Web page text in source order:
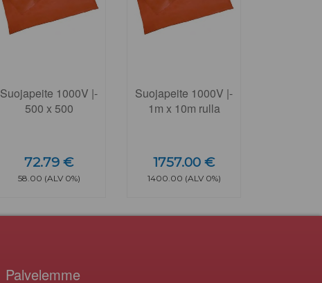
Suojapeite 1000V |-
500 x 500
72.79 €
58.00 (ALV 0%)
Suojapeite 1000V |-
1m x 10m rulla
1757.00 €
1400.00 (ALV 0%)
Palvelemme